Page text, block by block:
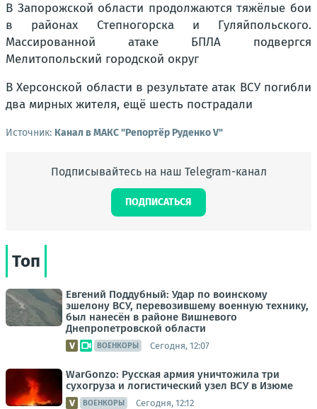
В Запорожской области продолжаются тяжёлые бои
в районах Степногорска и Гуляйпольского.
Массированной атаке БПЛА подвергся
Мелитопольский городской округ
В Херсонской области в результате атак ВСУ погибли
два мирных жителя, ещё шесть пострадали
Источник: Канал в МАКС "Репортёр Руденко V"
Подписывайтесь на наш Telegram-канал
ПОДПИСАТЬСЯ
Топ
Евгений Поддубный: Удар по воинскому
эшелону ВСУ, перевозившему военную технику,
был нанесён в районе Вишневого
Днепропетровской области
ВОЕНКОРЫ Сегодня, 12:07
WarGonzo: Русская армия уничтожила три
сухогруза и логистический узел ВСУ в Изюме
ВОЕНКОРЫ Сегодня, 12:12